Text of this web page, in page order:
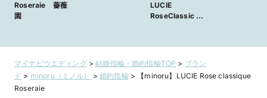
Roseraie 薔薇
園
LUCIE
RoseClassic ～
マイナビウエディング>結婚指輪・婚約指輪TOP > ブラン
ド > minoru（ミノル） >婚約指輪 >
【minoru】LUCIE Rose classique
Roseraie